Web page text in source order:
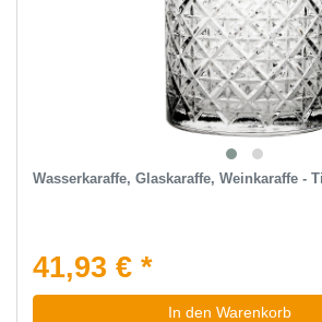
Wasserkaraffe, Glaskaraffe, Weinkaraffe -
41,93 € *
In den Warenkorb